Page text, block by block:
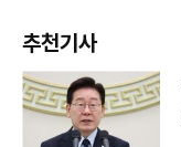
추천기사